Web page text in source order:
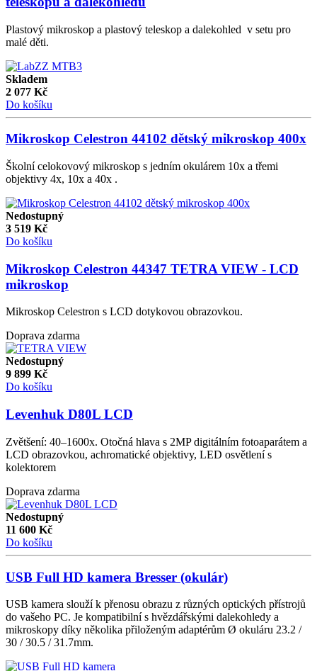
Plastový mikroskop a plastový teleskop a dalekohled v setu pro
malé děti.
Skladem
2 077 Kč
Do košíku
Mikroskop Celestron 44102 dětský mikroskop 400x
Školní celokovový mikroskop s jedním okulárem 10x a třemi
objektivy 4x, 10x a 40x .
Nedostupný
3 519 Kč
Do košíku
Mikroskop Celestron 44347 TETRA VIEW - LCD
mikroskop
Mikroskop Celestron s LCD dotykovou obrazovkou.
Doprava zdarma
Nedostupný
9 899 Kč
Do košíku
Levenhuk D80L LCD
Zvětšení: 40–1600x. Otočná hlava s 2MP digitálním fotoaparátem a
LCD obrazovkou, achromatické objektivy, LED osvětlení s
kolektorem
Doprava zdarma
Nedostupný
11 600 Kč
Do košíku
USB Full HD kamera Bresser (okulár)
USB kamera slouží k přenosu obrazu z různých optických přístrojů
do vašeho PC. Je kompatibilní s hvězdářskými dalekohledy a
mikroskopy díky několika přiloženým adaptérům Ø okuláru 23.2 /
30 / 30.5 / 31.7mm.